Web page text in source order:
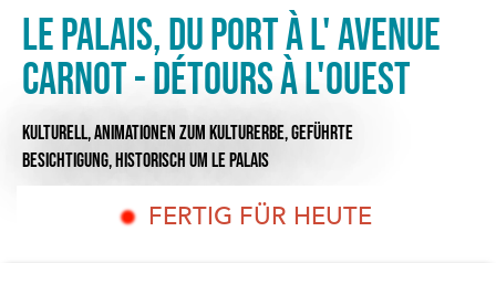
Le Palais, du port à l' avenue
Carnot - Détours à l'ouest
KULTURELL,ANIMATIONEN ZUM KULTURERBE,GEFÜHRTE
BESICHTIGUNG,HISTORISCHUM LE PALAIS
FERTIG FÜR HEUTE